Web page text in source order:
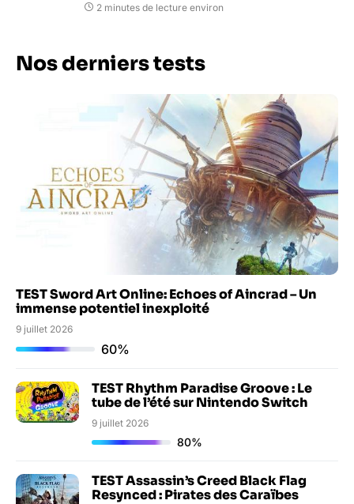
2 minutes de lecture environ
Nos derniers tests
TEST Sword Art Online: Echoes of Aincrad – Un
immense potentiel inexploité
9 juillet 2026
60%
TEST Rhythm Paradise Groove : Le
tube de l’été sur Nintendo Switch
9 juillet 2026
80%
TEST Assassin’s Creed Black Flag
Resynced : Pirates des Caraïbes